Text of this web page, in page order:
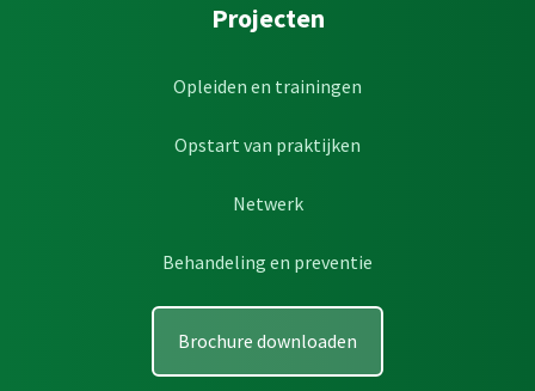
Projecten
Opleiden en trainingen
Opstart van praktijken
Netwerk
Behandeling en preventie
Brochure downloaden